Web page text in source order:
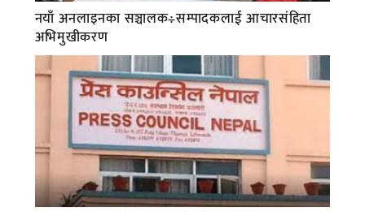
नयाँ अनलाइनका सञ्चालक÷सम्पादकलाई आचारसंहिता
अभिमुखीकरण